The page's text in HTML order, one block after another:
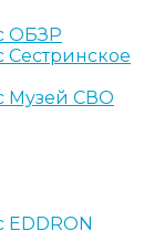
ОБЗР
Музей СВО